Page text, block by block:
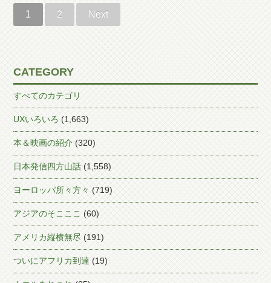
1 2 Next
CATEGORY
すべてのカテゴリ
UXいろいろ (1,663)
本＆映画の紹介 (320)
日本発信四方山話 (1,558)
ヨーロッパ所々方々 (719)
アジアのそこここ (60)
アメリカ縦横無尽 (191)
ついにアフリカ到達 (19)